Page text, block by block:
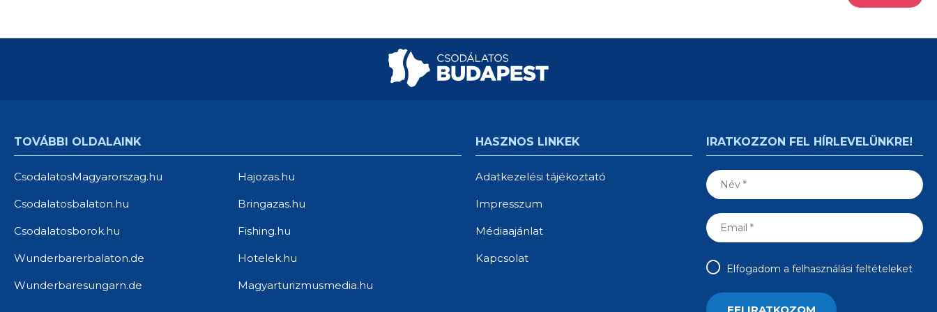
TOVÁBBI OLDALAINK
CsodalatosMagyarorszag.hu
Csodalatosbalaton.hu
Csodalatosborok.hu
Wunderbarerbalaton.de
Wunderbaresungarn.de
Hajozas.hu
Bringazas.hu
Fishing.hu
Hotelek.hu
Magyarturizmusmedia.hu
HASZNOS LINKEK
Adatkezelési tájékoztató
Impresszum
Médiaajánlat
Kapcsolat
IRATKOZZON FEL HÍRLEVELÜNKRE!
Elfogadom a felhasználási feltételeket